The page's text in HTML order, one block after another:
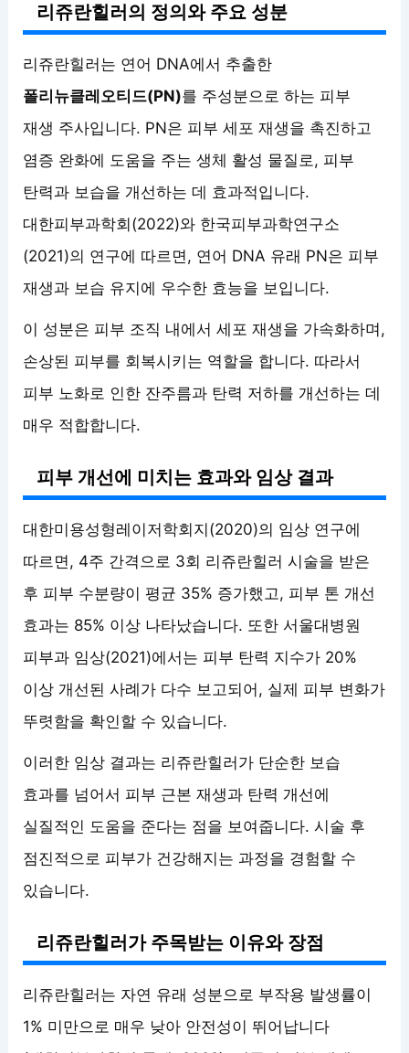
리쥬란힐러의 정의와 주요 성분
리쥬란힐러는 연어 DNA에서 추출한
폴리뉴클레오티드(PN)를 주성분으로 하는 피부
재생 주사입니다. PN은 피부 세포 재생을 촉진하고
염증 완화에 도움을 주는 생체 활성 물질로, 피부
탄력과 보습을 개선하는 데 효과적입니다.
대한피부과학회(2022)와 한국피부과학연구소
(2021)의 연구에 따르면, 연어 DNA 유래 PN은 피부
재생과 보습 유지에 우수한 효능을 보입니다.
이 성분은 피부 조직 내에서 세포 재생을 가속화하며,
손상된 피부를 회복시키는 역할을 합니다. 따라서
피부 노화로 인한 잔주름과 탄력 저하를 개선하는 데
매우 적합합니다.
피부 개선에 미치는 효과와 임상 결과
대한미용성형레이저학회지(2020)의 임상 연구에
따르면, 4주 간격으로 3회 리쥬란힐러 시술을 받은
후 피부 수분량이 평균 35% 증가했고, 피부 톤 개선
효과는 85% 이상 나타났습니다. 또한 서울대병원
피부과 임상(2021)에서는 피부 탄력 지수가 20%
이상 개선된 사례가 다수 보고되어, 실제 피부 변화가
뚜렷함을 확인할 수 있습니다.
이러한 임상 결과는 리쥬란힐러가 단순한 보습
효과를 넘어서 피부 근본 재생과 탄력 개선에
실질적인 도움을 준다는 점을 보여줍니다. 시술 후
점진적으로 피부가 건강해지는 과정을 경험할 수
있습니다.
리쥬란힐러가 주목받는 이유와 장점
리쥬란힐러는 자연 유래 성분으로 부작용 발생률이
1% 미만으로 매우 낮아 안전성이 뛰어납니다